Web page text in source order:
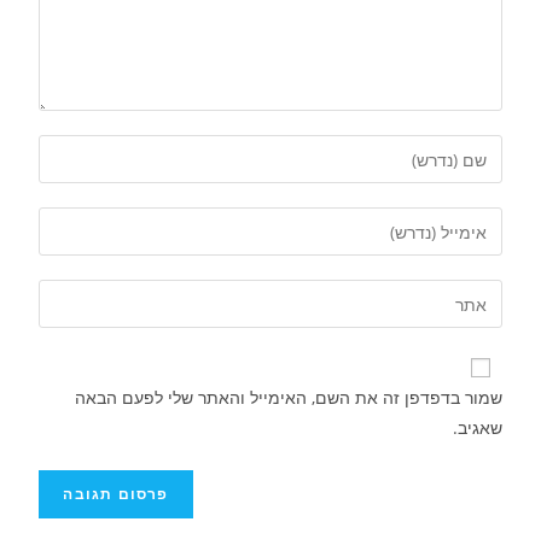
שמור בדפדפן זה את השם, האימייל והאתר שלי לפעם הבאה
שאגיב.